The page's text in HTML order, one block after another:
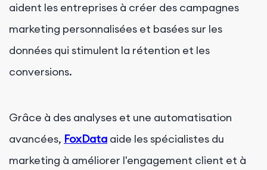
aident les entreprises à créer des campagnes
marketing personnalisées et basées sur les
données qui stimulent la rétention et les
conversions.
Grâce à des analyses et une automatisation
avancées, FoxData aide les spécialistes du
marketing à améliorer l'engagement client et à